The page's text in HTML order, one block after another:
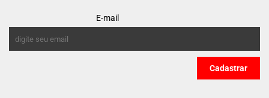
E-mail